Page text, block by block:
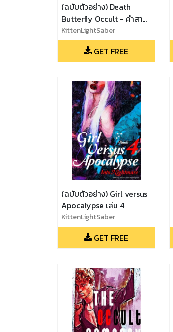
(ฉบับตัวอย่าง) Death
Butterfly Occult - คำสาป
แห่งผู้สาบสูญ [บทต้น]
KittenLightSaber
GET FREE
(ฉบับตัวอย่าง) Girl versus
Apocalypse เล่ม 4
KittenLightSaber
GET FREE